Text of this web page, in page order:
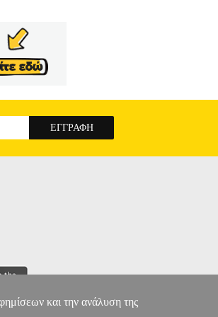
και την ανάλυση της